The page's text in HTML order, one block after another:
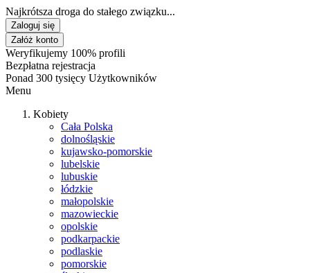
Najkrótsza droga do stałego związku...
Zaloguj się
Załóż konto
Weryfikujemy 100% profili
Bezpłatna rejestracja
Ponad 300 tysięcy Użytkowników
Menu
Kobiety
Cała Polska
dolnośląskie
kujawsko-pomorskie
lubelskie
lubuskie
łódzkie
małopolskie
mazowieckie
opolskie
podkarpackie
podlaskie
pomorskie